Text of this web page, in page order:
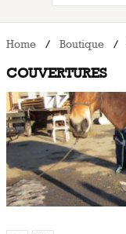
Home / Boutique /
COUVERTURES